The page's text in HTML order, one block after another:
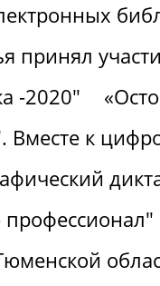
принял
-2020"
к